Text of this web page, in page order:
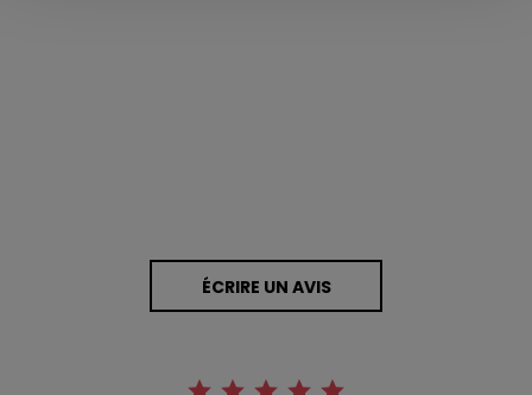
ÉCRIRE UN AVIS